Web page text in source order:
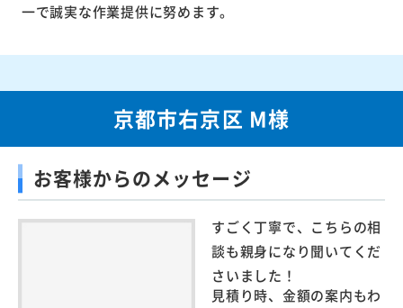
一で誠実な作業提供に努めます。
京都市右京区 M様
お客様からのメッセージ
すごく丁寧で、こちらの相
談も親身になり聞いてくだ
さいました！
見積り時、金額の案内もわ